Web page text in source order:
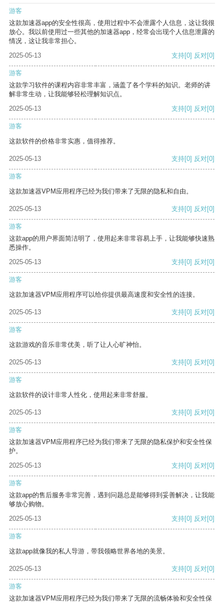
游客
这款加速器app的安全性很高，使用过程中不会泄露个人信息，这让我很
放心。我以前使用过一些其他的加速器app，经常会出现个人信息泄露的
情况，这让我非常担心。
2025-05-13
支持[0] 反对[0]
游客
这款学习软件的课程内容非常丰富，涵盖了各个学科的知识。老师的讲
解非常生动，让我能够轻松理解知识点。
2025-05-13
支持[0] 反对[0]
游客
这款软件的价格非常实惠，值得推荐。
2025-05-13 支持[0] 反对[0]
游客
这款加速器VPM应用程序已经为我们带来了无限的隐私和自由。
2025-05-13 支持[0] 反对[0]
游客
这款app的用户界面简洁明了，使用起来非常容易上手，让我能够快速熟
悉操作。
2025-05-13
支持[0] 反对[0]
游客
这款加速器VPM应用程序可以给你提供最高速度和安全性的连接。
2025-05-13 支持[0] 反对[0]
游客
这款游戏的音乐非常优美，听了让人心旷神怡。
2025-05-13 支持[0] 反对[0]
游客
这款软件的设计非常人性化，使用起来非常舒服。
2025-05-13 支持[0] 反对[0]
游客
这款加速器VPM应用程序已经为我们带来了无限的隐私保护和安全性保
护。
2025-05-13
支持[0] 反对[0]
游客
这款app的售后服务非常完善，遇到问题总是能够得到妥善解决，让我能
够放心购物。
2025-05-13
支持[0] 反对[0]
游客
这款app就像我的私人导游，带我领略世界各地的美景。
2025-05-13 支持[0] 反对[0]
游客
这款加速器VPM应用程序已经为我们带来了无限的流畅体验和安全性保